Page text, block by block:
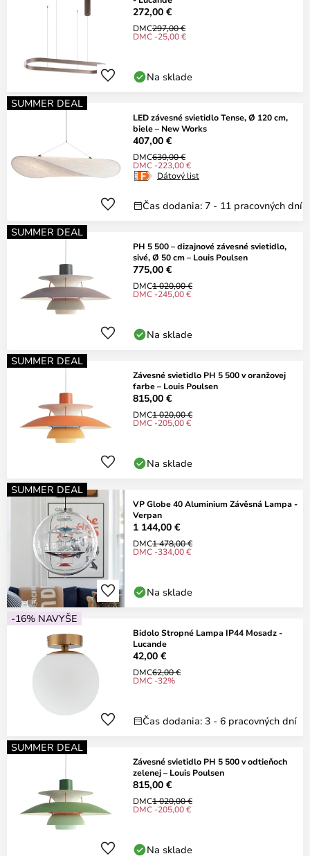
272,00 €
DMC297,00 €
DMC -25,00 €
Na sklade
SUMMER DEAL
LED závesné svietidlo Tense, Ø 120 cm,
biele – New Works
407,00 €
DMC630,00 €
DMC -223,00 €
Dátový list
Čas dodania: 7 - 11 pracovných dní
SUMMER DEAL
PH 5 500 – dizajnové závesné svietidlo,
sivé, Ø 50 cm – Louis Poulsen
775,00 €
DMC1 020,00 €
DMC -245,00 €
Na sklade
SUMMER DEAL
Závesné svietidlo PH 5 500 v oranžovej
farbe – Louis Poulsen
815,00 €
DMC1 020,00 €
DMC -205,00 €
Na sklade
SUMMER DEAL
VP Globe 40 Aluminium Závěsná Lampa -
Verpan
1 144,00 €
DMC1 478,00 €
DMC -334,00 €
Na sklade
-16% NAVYŠE
Bidolo Stropné Lampa IP44 Mosadz -
Lucande
42,00 €
DMC62,00 €
DMC -32%
Čas dodania: 3 - 6 pracovných dní
SUMMER DEAL
Závesné svietidlo PH 5 500 v odtieňoch
zelenej – Louis Poulsen
815,00 €
DMC1 020,00 €
DMC -205,00 €
Na sklade